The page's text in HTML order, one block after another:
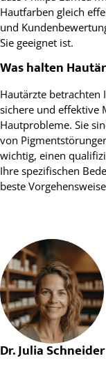
Hautfarben gleich
und
Sie geeignet ist.
Was halten
Hautärzte betrachten
sichere und effektive
Hautprobleme. Sie
von
wichtig, einen
Ihre spezifischen
beste
Dr. Julia Schneider